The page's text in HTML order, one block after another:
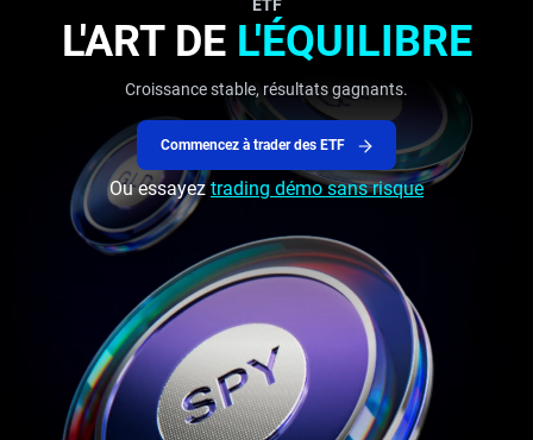
ETF
L'ART DE L'ÉQUILIBRE
Croissance stable, résultats gagnants.
Commencez à trader des ETF
Ou essayeztrading démo sans risque